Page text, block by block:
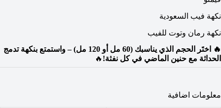
نكهة فيب السعودية
نكهة رمان وتوت للفيب
🔥 اختَر الحجم الذي يناسبك (60 مل أو 120 مل) – واستمتع بنكهة تدمج
الحداثة مع حنين الماضي في كل نفثة! 🔥
معلومات اضافية